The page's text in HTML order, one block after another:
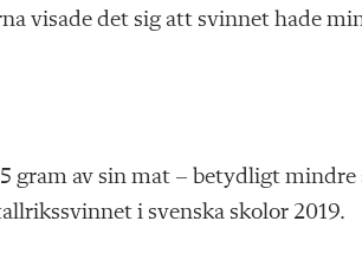
visade det sig att svinnet hade
gram av sin mat – betydligt mindre
i svenska skolor 2019.